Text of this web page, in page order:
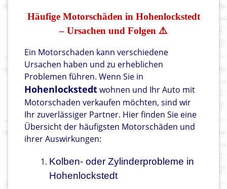
Häufige Motorschäden in Hohenlockstedt
– Ursachen und Folgen ⚠️
Ein Motorschaden kann verschiedene
Ursachen haben und zu erheblichen
Problemen führen. Wenn Sie in
Hohenlockstedtwohnen und Ihr Auto mit
Motorschaden verkaufen möchten, sind wir
Ihr zuverlässiger Partner. Hier finden Sie eine
Übersicht der häufigsten Motorschäden und
ihrer Auswirkungen:
Kolben- oder Zylinderprobleme in
Hohenlockstedt